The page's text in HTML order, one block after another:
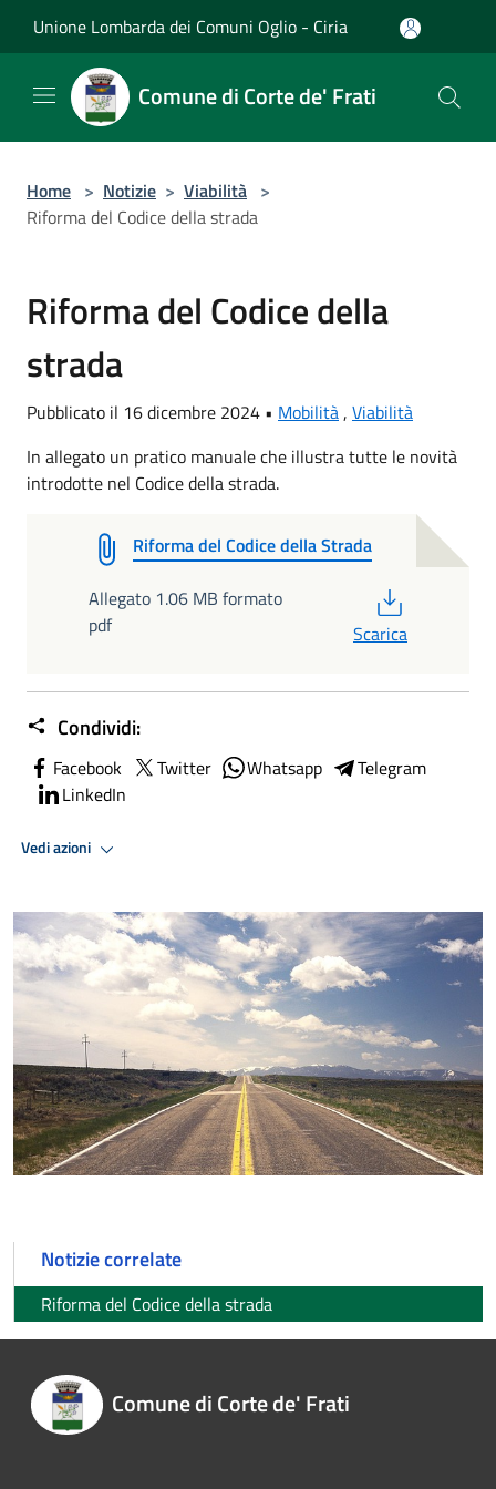
Unione Lombarda dei Comuni Oglio - Ciria
Comune di Corte de' Frati
Home > Notizie > Viabilità >
Riforma del Codice della strada
Riforma del Codice della
strada
Pubblicato il 16 dicembre 2024 • Mobilità , Viabilità
In allegato un pratico manuale che illustra tutte le novità
introdotte nel Codice della strada.
Riforma del Codice della Strada
Allegato 1.06 MB formato
pdf
Scarica
Condividi:
Facebook Twitter Whatsapp
Telegram
LinkedIn
Vedi azioni
Notizie correlate
Riforma del Codice della strada
Comune di Corte de' Frati